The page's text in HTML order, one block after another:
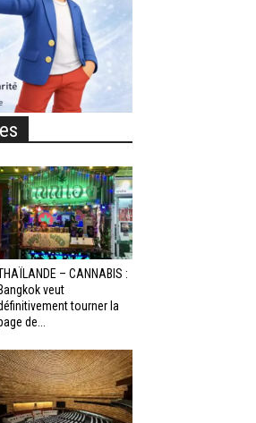
– CANNABIS :
Bangkok veut
tourner la
de...